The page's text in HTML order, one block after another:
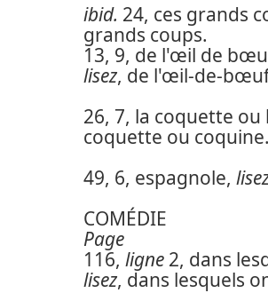
ibid. 24, ces grands
grands coups.
13, 9, de l'œil de
lisez, de l'œil-de-
26, 7, la coquette ou
coquette ou coquine.
49, 6, espagnole,
COMÉDIE
Page
116, ligne 2, dans
lisez, dans lesquels